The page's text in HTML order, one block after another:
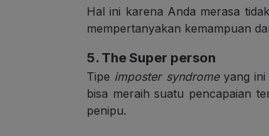
Hal ini karena Anda merasa
mempertanyakan kemampuan
5. The Super person
Tipe imposter syndromeyang
bisa meraih suatu pencapaian
penipu.